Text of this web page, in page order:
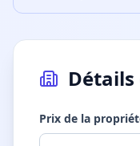
Prix de la